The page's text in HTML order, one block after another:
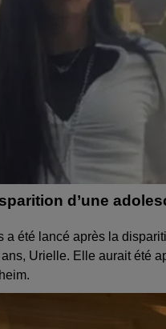
d’une
a été lancé après la
Urielle. Elle aurait été